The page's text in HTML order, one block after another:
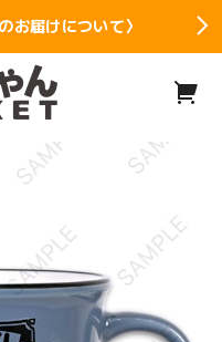
お届けについて〉